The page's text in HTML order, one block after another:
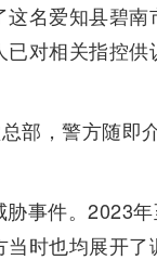
名爱知县碧
对相关指控
部，警方随即
事件。2023
时也均展开了